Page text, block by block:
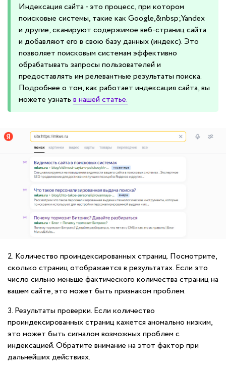
Индексация сайта - это процесс, при котором
поисковые системы, такие как Google,&nbsp;Yandex
и другие, сканируют содержимое веб-страниц сайта
и добавляют его в свою базу данных (индекс). Это
позволяет поисковым системам эффективно
обрабатывать запросы пользователей и
предоставлять им релевантные результаты поиска.
Подробнее о том, как работает индексация сайта, вы
можете узнать в нашей статье.
2. Количество проиндексированных страниц. Посмотрите,
сколько страниц отображается в результатах. Если это
число сильно меньше фактического количества страниц на
вашем сайте, это может быть признаком проблем.
3. Результаты проверки. Если количество
проиндексированных страниц кажется аномально низким,
это может быть сигналом возможных проблем с
индексацией. Обратите внимание на этот фактор при
дальнейших действиях.